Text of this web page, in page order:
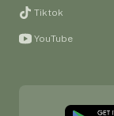
Tiktok
YouTube